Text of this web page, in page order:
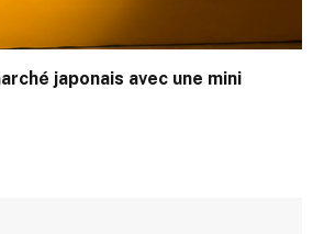
japonais avec une mini